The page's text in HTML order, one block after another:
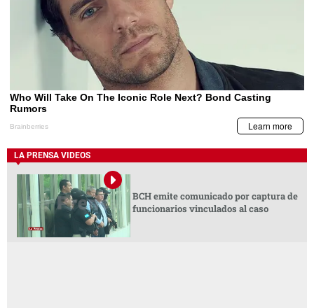
LA PRENSA VIDEOS
BCH emite comunicado por captura de
funcionarios vinculados al caso